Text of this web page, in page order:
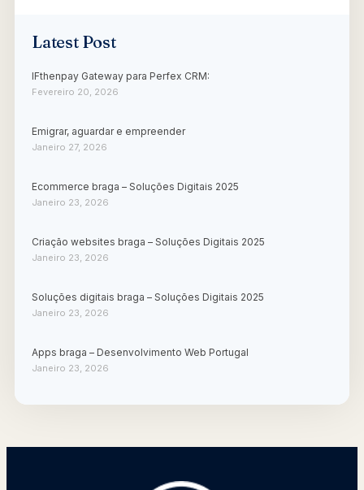
Latest Post
IFthenpay Gateway para Perfex CRM:
Fevereiro 20, 2026
Emigrar, aguardar e empreender
Janeiro 27, 2026
Ecommerce braga – Soluções Digitais 2025
Janeiro 23, 2026
Criação websites braga – Soluções Digitais 2025
Janeiro 23, 2026
Soluções digitais braga – Soluções Digitais 2025
Janeiro 23, 2026
Apps braga – Desenvolvimento Web Portugal
Janeiro 23, 2026